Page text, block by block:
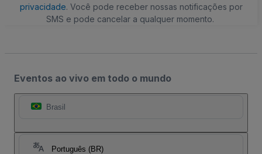
privacidade. Você pode receber nossas notificações por
SMS e pode cancelar a qualquer momento.
Eventos ao vivo em todo o mundo
Brasil
Português (BR)